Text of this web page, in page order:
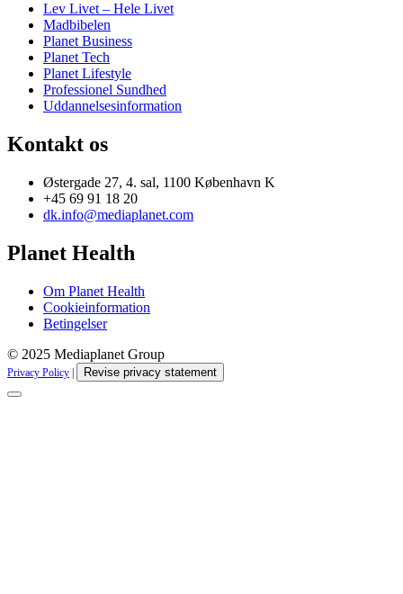
Lev Livet – Hele Livet
Madbibelen
Planet Business
Planet Tech
Planet Lifestyle
Professionel Sundhed
Uddannelsesinformation
Kontakt os
Østergade 27, 4. sal, 1100 København K
+45 69 91 18 20
dk.info@mediaplanet.com
Planet Health
Om Planet Health
Cookieinformation
Betingelser
© 2025 Mediaplanet Group
Privacy Policy | Revise privacy statement